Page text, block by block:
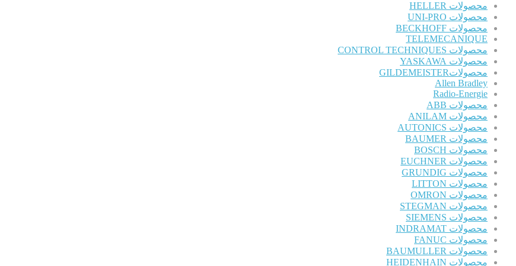
محصولات HELLER
محصولات UNI-PRO
محصولات BECKHOFF
TELEMECANIQUE
محصولات CONTROL TECHNIQUES
محصولات YASKAWA
محصولاتGILDEMEISTER
Allen Bradley
Radio-Energie
محصولات ABB
محصولات ANILAM
محصولات AUTONICS
محصولات BAUMER
محصولات BOSCH
محصولات EUCHNER
محصولات GRUNDIG
محصولات LITTON
محصولات OMRON
محصولات STEGMAN
محصولات SIEMENS
محصولات INDRAMAT
محصولات FANUC
محصولات BAUMULLER
محصولات HEIDENHAIN